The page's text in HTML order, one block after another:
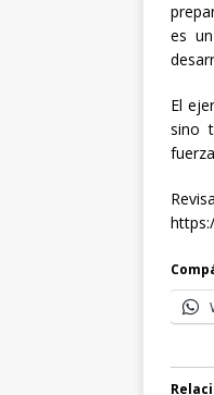
es
El
sino